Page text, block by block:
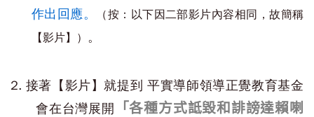
作出回應。
（按：以下因二部影片內容相同，故簡稱
【影片】） 。
2. 接著【影片】就提到 平實導師領導正覺教育基金
會在台灣展開
「各種方式詆毀和誹謗達賴喇